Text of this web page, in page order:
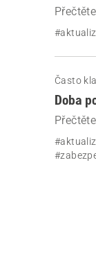
Často
Doba